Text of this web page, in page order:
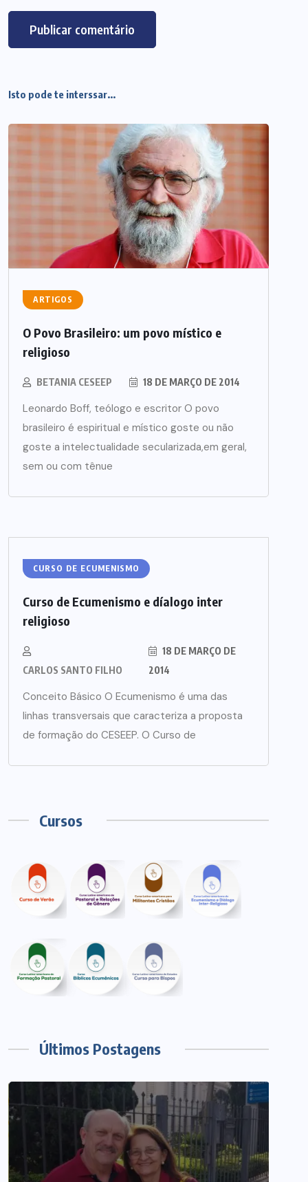
Isto pode te interssar...
ARTIGOS
O Povo Brasileiro: um povo místico e
religioso
BETANIA CESEEP 18 DE MARÇO DE 2014
Leonardo Boff, teólogo e escritor O povo
brasileiro é espiritual e místico goste ou não
goste a intelectualidade secularizada,em geral,
sem ou com tênue
CURSO DE ECUMENISMO
Curso de Ecumenismo e díalogo inter
religioso
CARLOS SANTO FILHO
18 DE MARÇO DE
2014
Conceito Básico O Ecumenismo é uma das
linhas transversais que caracteriza a proposta
de formação do CESEEP. O Curso de
Cursos
Últimos Postagens